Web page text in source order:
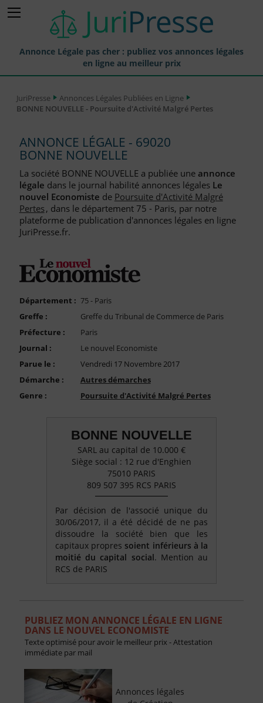
Annonce Légale pas cher : publiez vos annonces légales
en ligne au meilleur prix
Annonces Légales Publiées
Journaux Habilités (JAL) Annonces Légales
Départements pour la Publication d'Annonces Légales
Liste des Greffes
Liste des CCI
FAQ
Compte PRO
JuriPresse
Annonces Légales Publiées en Ligne
BONNE NOUVELLE - Poursuite d'Activité Malgré Pertes
ANNONCE LÉGALE - 69020
BONNE NOUVELLE
La société BONNE NOUVELLE a publiée une annonce
légale dans le journal habilité annonces légales Le
nouvel Economiste de Poursuite d'Activité Malgré
Pertes, dans le département 75 - Paris, par notre
plateforme de publication d'annonces légales en ligne
JuriPresse.fr.
Département : 75 - Paris
Greffe :
Greffe du Tribunal de Commerce de Paris
Préfecture :
Paris
Journal :
Le nouvel Economiste
Parue le :
Vendredi 17 Novembre 2017
Démarche :
Autres démarches
Genre :
Poursuite d'Activité Malgré Pertes
BONNE NOUVELLE
SARL au capital de 10.000 €
Siège social : 12 rue d'Enghien
75010 PARIS
809 507 395 RCS PARIS
Par décision de l'associé unique du
30/06/2017, il a été décidé de ne pas
dissoudre la société bien que les
capitaux propres soient inférieurs à la
moitié du capital social. Mention au
RCS de PARIS
PUBLIEZ MON ANNONCE LÉGALE EN LIGNE
DANS LE NOUVEL ECONOMISTE
Texte optimisé pour avoir le meilleur prix - Attestation
immédiate par mail
Annonces légales